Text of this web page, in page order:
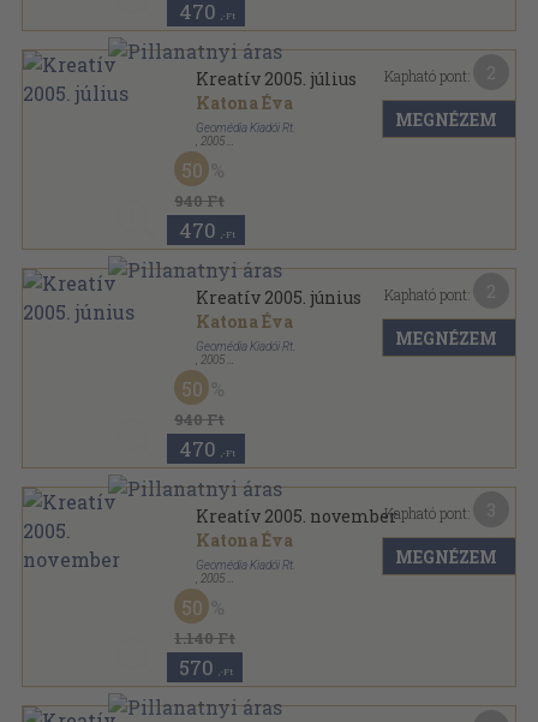
470 ,-Ft
Kreatív 2005. július
Katona Éva
Geomédia Kiadói Rt.
2005
Ragasztott papírkötés
Kreatív sorozat
940 Ft
50
470 ,-Ft
Kapható pont:
MEGNÉZEM
Kreatív 2005. június
Katona Éva
Geomédia Kiadói Rt.
2005
Ragasztott papírkötés
Kreatív sorozat
940 Ft
50
470 ,-Ft
Kapható pont:
MEGNÉZEM
Kreatív 2005. november
Katona Éva
Geomédia Kiadói Rt.
2005
Ragasztott papírkötés
Kreatív sorozat
1.140 Ft
50
570 ,-Ft
Kapható pont:
MEGNÉZEM